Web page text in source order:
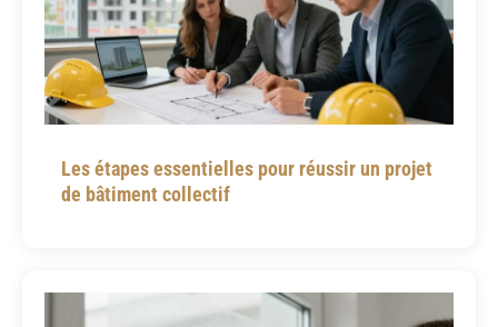
Les étapes essentielles pour réussir un projet
de bâtiment collectif